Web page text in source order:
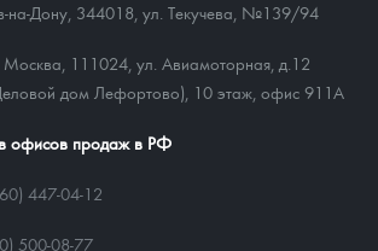
на-Дону, 344018 ул. Текучева, №139/94
Москва, 111024, ул. Авиамоторная, д.12
дом Лефортово), 10 этаж, офис 911А
офисов продаж в РФ
447-04-12
500-08-77